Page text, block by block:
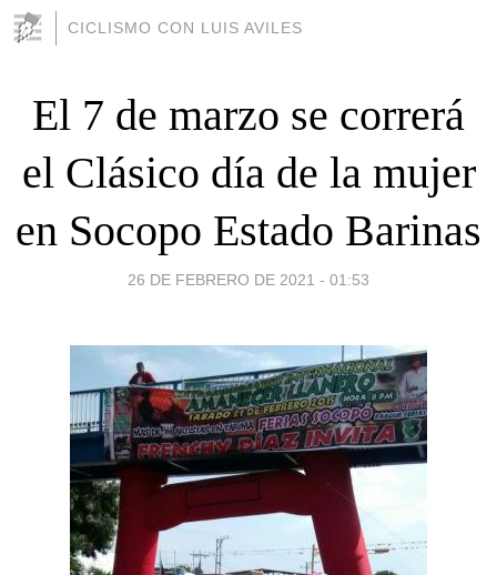
CICLISMO CON LUIS AVILES
El 7 de marzo se correrá
el Clásico día de la mujer
en Socopo Estado Barinas
26 DE FEBRERO DE 2021 - 01:53